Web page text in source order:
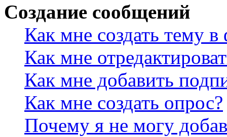
Создание сообщений
Как мне создать тему
Как мне
Как мне добавить
Как мне создать опрос?
Почему я не могу